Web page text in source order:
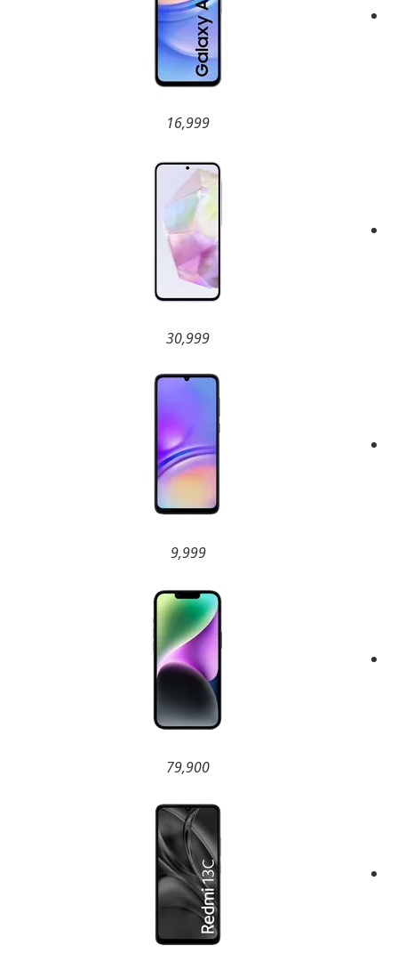
16,999
30,999
9,999
79,900